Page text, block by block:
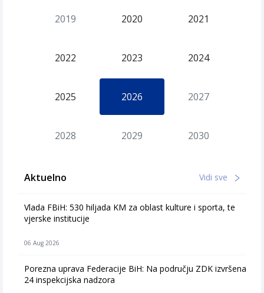
2019 2020 2021
2022 2023 2024
2025 2026 2027
2028 2029 2030
Aktuelno Vidi sve
Vlada FBiH: 530 hiljada KM za oblast kulture i sporta, te
vjerske institucije
06 Aug 2026
Porezna uprava Federacije BiH: Na području ZDK izvršena
24 inspekcijska nadzora